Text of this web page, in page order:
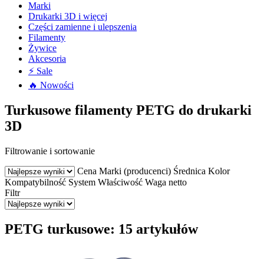
Marki
Drukarki 3D i więcej
Części zamienne i ulepszenia
Filamenty
Żywice
Akcesoria
⚡ Sale
🔥 Nowości
Turkusowe filamenty PETG do drukarki
3D
Filtrowanie i sortowanie
Cena Marki (producenci) Średnica Kolor
Kompatybilność System Właściwość Waga netto
Filtr
PETG turkusowe: 15 artykułów